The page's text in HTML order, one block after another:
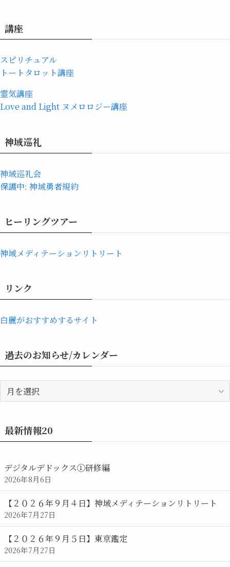
講座
スピリチュアル
トートタロット講座
霊気講座
Love and Light ヌメロロジー講座
神域巡礼
神域巡礼会
保護中: 神域勇者規約
ヒーリングツアー
神域メディテーションリトリート
リンク
白麗がおすすめするサイト
過去のお知らせ/カレンダー
去
お
知
せ/
カ
レ
ダ
ー
最新情報20
デジタルデドックス①研修編
2026年8月6日
【２０２６年９月４日】神域メディテーションリトリート
2026年7月27日
【２０２６年９月５日】東京鑑定
2026年7月27日